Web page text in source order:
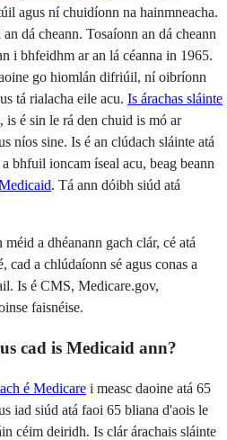
agus ní chuidíonn na hainmneacha.
dá cheann. Tosaíonn an dá cheann
i bhfeidhm ar an lá céanna in 1965.
go hiomlán difriúil, ní oibríonn
tá rialacha eile acu. Is árachas sláinte
is é sin le rá den chuid is mó ar
níos sine. Is é an clúdach sláinte atá
bhfuil ioncam íseal acu, beag beann
. Tá ann dóibh siúd atá
a dhéanann gach clár, cé atá
cad a chlúdaíonn sé agus conas a
Is é CMS, Medicare.gov,
faisnéise.
cad is Medicaid ann?
é Medicare i measc daoine atá 65
iad siúd atá faoi 65 bliana d'aois le
céim deiridh. Is clár árachais sláinte